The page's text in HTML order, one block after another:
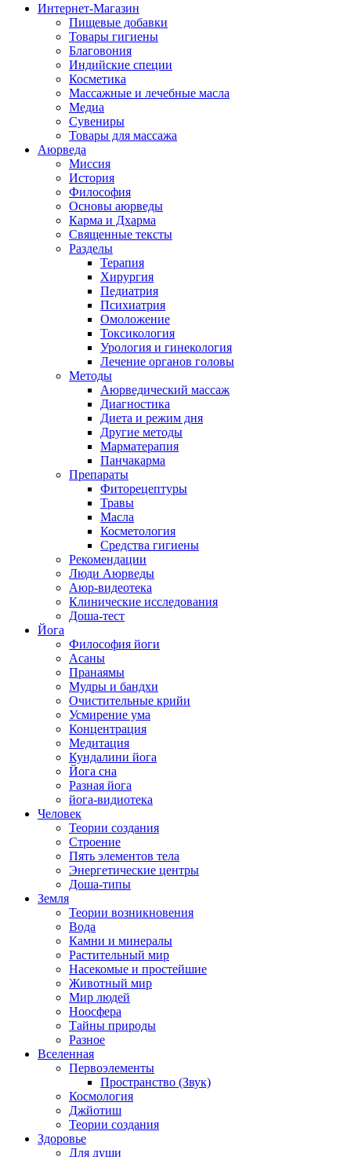
Интернет-Магазин
Пищевые добавки
Товары гигиены
Благовония
Индийские специи
Косметика
Массажные и лечебные масла
Медиа
Сувениры
Товары для массажа
Аюрведа
Миссия
История
Философия
Основы аюрведы
Карма и Дхарма
Священные тексты
Разделы
Терапия
Хирургия
Педиатрия
Психиатрия
Омоложение
Токсикология
Урология и гинекология
Лечение органов головы
Методы
Аюрведический массаж
Диагностика
Диета и режим дня
Другие методы
Марматерапия
Панчакарма
Препараты
Фиторецептуры
Травы
Масла
Косметология
Средства гигиены
Рекомендации
Люди Аюрведы
Аюр-видеотека
Клинические исследования
Доша-тест
Йога
Философия йоги
Асаны
Пранаямы
Мудры и бандхи
Очистительные крийи
Усмирение ума
Концентрация
Медитация
Кундалини йога
Йога сна
Разная йога
йога-видиотека
Человек
Теории создания
Строение
Пять элементов тела
Энергетические центры
Доша-типы
Земля
Теории возникновения
Вода
Камни и минералы
Растительный мир
Насекомые и простейшие
Животный мир
Мир людей
Ноосфера
Тайны природы
Разное
Вселенная
Первоэлементы
Пространство (Звук)
Космология
Джйотиш
Теории создания
Здоровье
Для души